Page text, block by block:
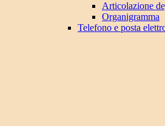
Articolazione
Organigramma
Telefono e posta